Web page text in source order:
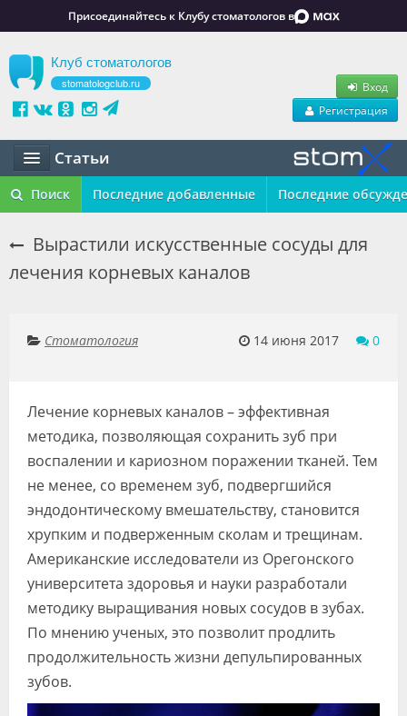
Присоединяйтесь к Клубу стоматологов в
Клуб стоматологов
stomatologclub.ru
Вход
Регистрация
Статьи
Статьи
Обучение
Резюме
Видео
Форум
Специалисты
Блоги
Лаборатории
Поиск Последние добавленные Последние
Вырастили искусственные сосуды для
лечения корневых каналов
Стоматология 14 июня 2017 0
Лечение корневых каналов – эффективная
методика, позволяющая сохранить зуб при
воспалении и кариозном поражении тканей. Тем
не менее, со временем зуб, подвергшийся
эндодонтическому вмешательству, становится
хрупким и подверженным сколам и трещинам.
Американские исследователи из Орегонского
университета здоровья и науки разработали
методику выращивания новых сосудов в зубах.
По мнению ученых, это позволит продлить
продолжительность жизни депульпированных
зубов.